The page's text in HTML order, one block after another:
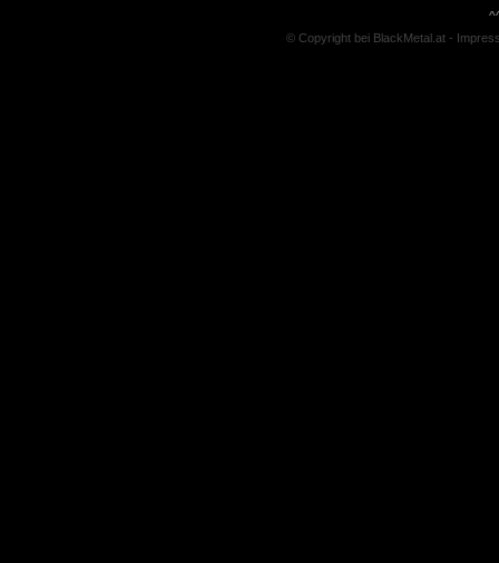
© Copyright bei BlackMetal.at -